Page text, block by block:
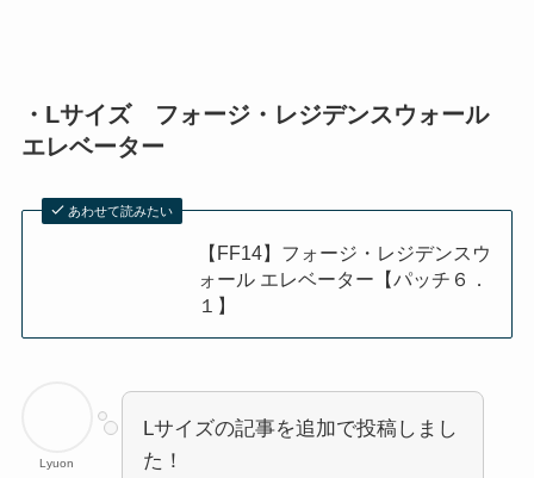
・Lサイズ フォージ・レジデンスウォール
エレベーター
あわせて読みたい
【FF14】フォージ・レジデンスウ
ォール エレベーター【パッチ６．
１】
Lyuon
Lサイズの記事を追加で投稿しまし
た！